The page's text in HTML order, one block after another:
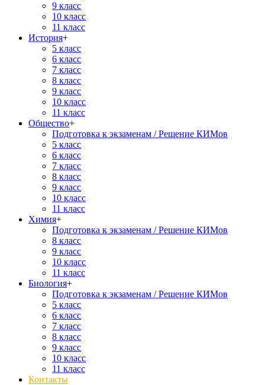
9 класс
10 класс
11 класс
История+
5 класс
6 класс
7 класс
8 класс
9 класс
10 класс
11 класс
Общество+
Подготовка к экзаменам / Решение КИМов
5 класс
6 класс
7 класс
8 класс
9 класс
10 класс
11 класс
Химия+
Подготовка к экзаменам / Решение КИМов
8 класс
9 класс
10 класс
11 класс
Биология+
Подготовка к экзаменам / Решение КИМов
5 класс
6 класс
7 класс
8 класс
9 класс
10 класс
11 класс
Контакты